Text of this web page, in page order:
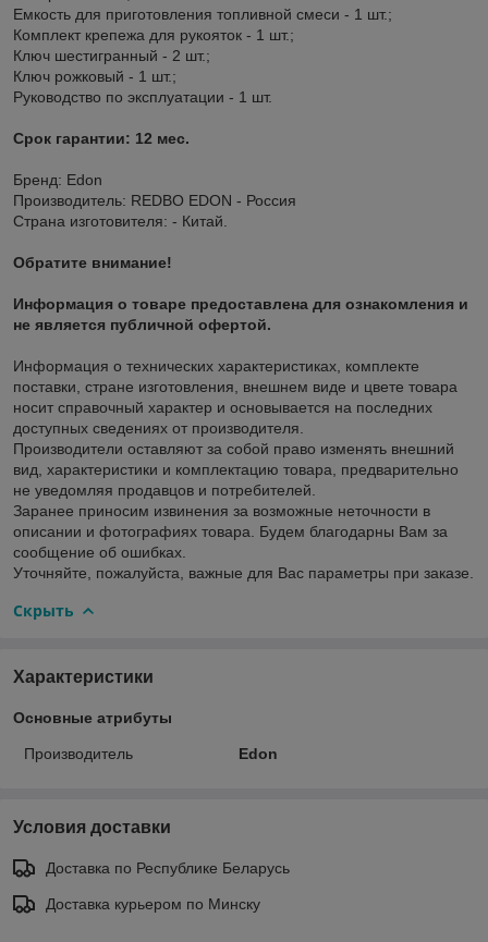
Емкость для приготовления топливной смеси - 1 шт.;
Комплект крепежа для рукояток - 1 шт.;
Ключ шестигранный - 2 шт.;
Ключ рожковый - 1 шт.;
Руководство по эксплуатации - 1 шт.
Срок гарантии: 12 мес.
Бренд: Edon
Производитель: REDBO EDON - Россия
Страна изготовителя: - Китай.
Обратите внимание!
Информация о товаре предоставлена для ознакомления и
не является публичной офертой.
Информация о технических характеристиках, комплекте
поставки, стране изготовления, внешнем виде и цвете товара
носит справочный характер и основывается на последних
доступных сведениях от производителя.
Производители оставляют за собой право изменять внешний
вид, характеристики и комплектацию товара, предварительно
не уведомляя продавцов и потребителей.
Заранее приносим извинения за возможные неточности в
описании и фотографиях товара. Будем благодарны Вам за
сообщение об ошибках.
Уточняйте, пожалуйста, важные для Вас параметры при заказе.
Скрыть
Характеристики
Основные атрибуты
Производитель Edon
Условия доставки
Доставка по Республике Беларусь
Доставка курьером по Минску